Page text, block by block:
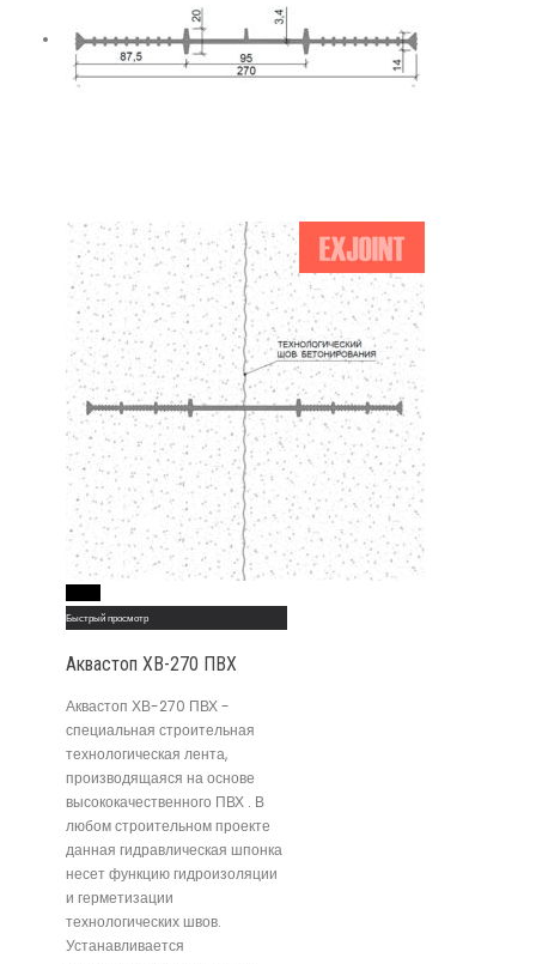
Быстрый просмотр
Аквастоп ХВ-270 ПВХ
Аквастоп ХВ-270 ПВХ -
специальная строительная
технологическая лента,
производящаяся на основе
высококачественного ПВХ . В
любом строительном проекте
данная гидравлическая шпонка
несет функцию гидроизоляции
и герметизации
технологических швов.
Устанавливается